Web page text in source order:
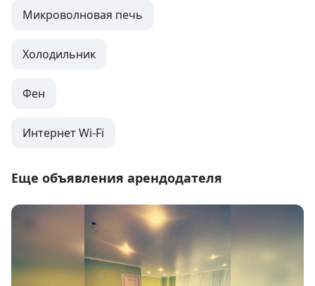
Микроволновая печь
Холодильник
Фен
Интернет Wi-Fi
Еще объявления арендодателя